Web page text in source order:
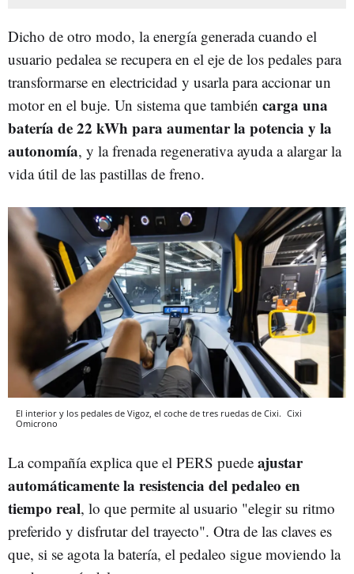
Dicho de otro modo, la energía generada cuando el
usuario pedalea se recupera en el eje de los pedales para
transformarse en electricidad y usarla para accionar un
motor en el buje. Un sistema que también carga una
batería de 22 kWh para aumentar la potencia y la
autonomía, y la frenada regenerativa ayuda a alargar la
vida útil de las pastillas de freno.
El interior y los pedales de Vigoz, el coche de tres ruedas de Cixi. Cixi
Omicrono
La compañía explica que el PERS puede ajustar
automáticamente la resistencia del pedaleo en
tiempo real, lo que permite al usuario "elegir su ritmo
preferido y disfrutar del trayecto". Otra de las claves es
que, si se agota la batería, el pedaleo sigue moviendo la